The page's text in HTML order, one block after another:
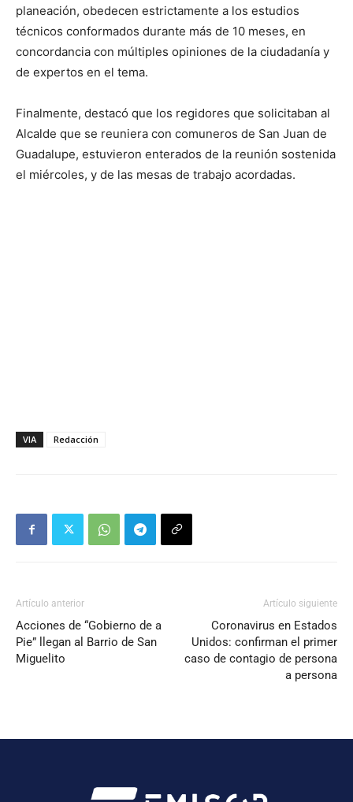
planeación, obedecen estrictamente a los estudios
técnicos conformados durante más de 10 meses, en
concordancia con múltiples opiniones de la ciudadanía y
de expertos en el tema.
Finalmente, destacó que los regidores que solicitaban al
Alcalde que se reuniera con comuneros de San Juan de
Guadalupe, estuvieron enterados de la reunión sostenida
el miércoles, y de las mesas de trabajo acordadas.
VIA Redacción
Artículo anterior
Acciones de “Gobierno de a
Pie” llegan al Barrio de San
Miguelito
Artículo siguiente
Coronavirus en Estados
Unidos: confirman el primer
caso de contagio de persona
a persona